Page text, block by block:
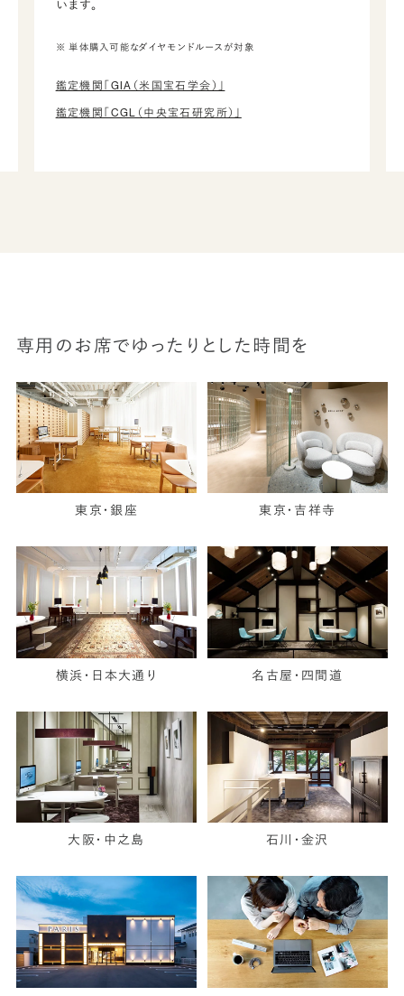
います。
※ 単体購入可能なダイヤモンドルースが対象
鑑定機関「GIA（米国宝石学会）」
鑑定機関「CGL（中央宝石研究所）」
専用のお席でゆったりとした時間を
東京・銀座 東京・吉祥寺
横浜・日本大通り 名古屋・四間道
大阪・中之島 石川・金沢